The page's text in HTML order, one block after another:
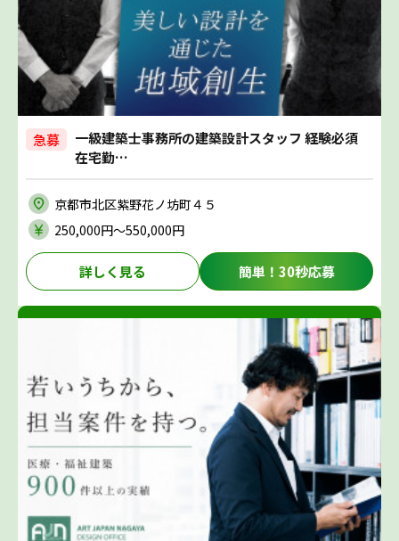
急募
一級建築士事務所の建築設計スタッフ 経験必須
在宅勤…
京都市北区紫野花ノ坊町４５
250,000円〜550,000円
詳しく見る 簡単！30秒応募